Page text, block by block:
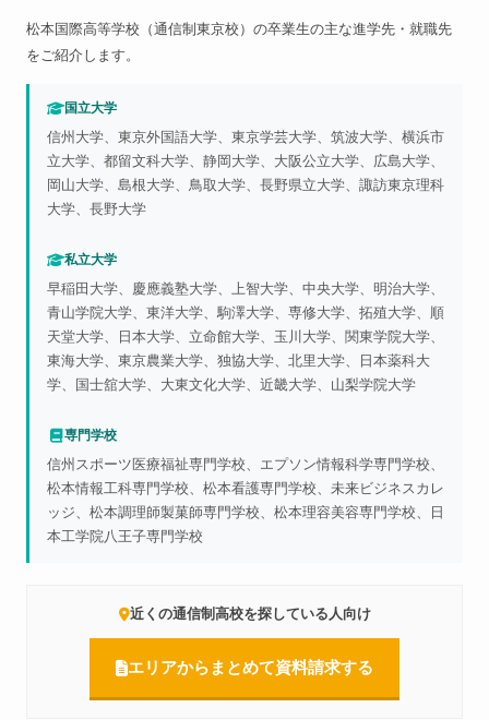
松本国際高等学校（通信制東京校）の卒業生の主な進学先・就職先
をご紹介します。
国立大学
信州大学、東京外国語大学、東京学芸大学、筑波大学、横浜市
立大学、都留文科大学、静岡大学、大阪公立大学、広島大学、
岡山大学、島根大学、鳥取大学、長野県立大学、諏訪東京理科
大学、長野大学
私立大学
早稲田大学、慶應義塾大学、上智大学、中央大学、明治大学、
青山学院大学、東洋大学、駒澤大学、専修大学、拓殖大学、順
天堂大学、日本大学、立命館大学、玉川大学、関東学院大学、
東海大学、東京農業大学、独協大学、北里大学、日本薬科大
学、国士舘大学、大東文化大学、近畿大学、山梨学院大学
専門学校
信州スポーツ医療福祉専門学校、エプソン情報科学専門学校、
松本情報工科専門学校、松本看護専門学校、未来ビジネスカレ
ッジ、松本調理師製菓師専門学校、松本理容美容専門学校、日
本工学院八王子専門学校
近くの通信制高校を探している人向け
エリアからまとめて資料請求する